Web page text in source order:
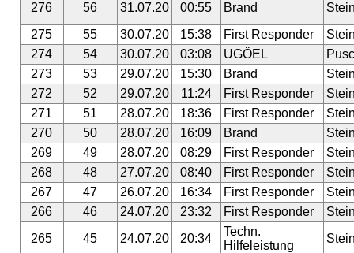
276
56 31.07.20 00:55 Brand
275
55 30.07.20 15:38 First Responder
274
54 30.07.20 03:08 UGÖEL
273
53 29.07.20 15:30 Brand
272
52 29.07.20 11:24 First Responder
271
51 28.07.20 18:36 First Responder
270
50 28.07.20 16:09 Brand
269
49 28.07.20 08:29 First Responder
268
48 27.07.20 08:40 First Responder
267
47 26.07.20 16:34 First Responder
266
46 24.07.20 23:32 First Responder
265
45 24.07.20 20:34
Techn.
Hilfeleistung